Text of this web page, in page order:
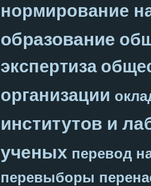
нормирование
образование
экспертиза
организации
институтов и
ученых перевод
перевыборы